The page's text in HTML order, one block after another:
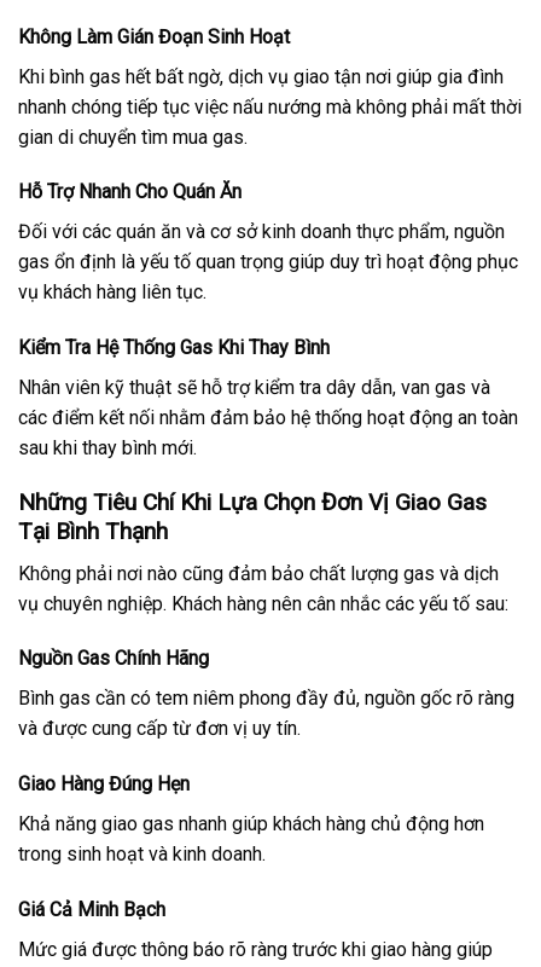
Không Làm Gián Đoạn Sinh Hoạt
Khi bình gas hết bất ngờ, dịch vụ giao tận nơi giúp gia đình
nhanh chóng tiếp tục việc nấu nướng mà không phải mất thời
gian di chuyển tìm mua gas.
Hỗ Trợ Nhanh Cho Quán Ăn
Đối với các quán ăn và cơ sở kinh doanh thực phẩm, nguồn
gas ổn định là yếu tố quan trọng giúp duy trì hoạt động phục
vụ khách hàng liên tục.
Kiểm Tra Hệ Thống Gas Khi Thay Bình
Nhân viên kỹ thuật sẽ hỗ trợ kiểm tra dây dẫn, van gas và
các điểm kết nối nhằm đảm bảo hệ thống hoạt động an toàn
sau khi thay bình mới.
Những Tiêu Chí Khi Lựa Chọn Đơn Vị Giao Gas
Tại Bình Thạnh
Không phải nơi nào cũng đảm bảo chất lượng gas và dịch
vụ chuyên nghiệp. Khách hàng nên cân nhắc các yếu tố sau:
Nguồn Gas Chính Hãng
Bình gas cần có tem niêm phong đầy đủ, nguồn gốc rõ ràng
và được cung cấp từ đơn vị uy tín.
Giao Hàng Đúng Hẹn
Khả năng giao gas nhanh giúp khách hàng chủ động hơn
trong sinh hoạt và kinh doanh.
Giá Cả Minh Bạch
Mức giá được thông báo rõ ràng trước khi giao hàng giúp